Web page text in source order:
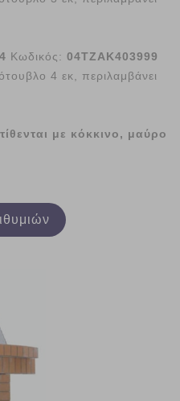
Κωδικός: 04ΤΖΑΚ403999
4 εκ, περιλαμβάνει
με κόκκινο, μαύρο